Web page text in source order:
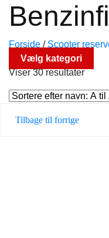
Forside / Scooter
Vælg kategori
Viser 30 resultater
Tilbage til forrige